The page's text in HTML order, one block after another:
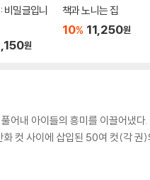
비밀글입니
원
책과 노니는 집
10% 11,250원
어내 아이들의 흥미를 이끌어냈
컷 사이에 삽입된 50여 컷(각